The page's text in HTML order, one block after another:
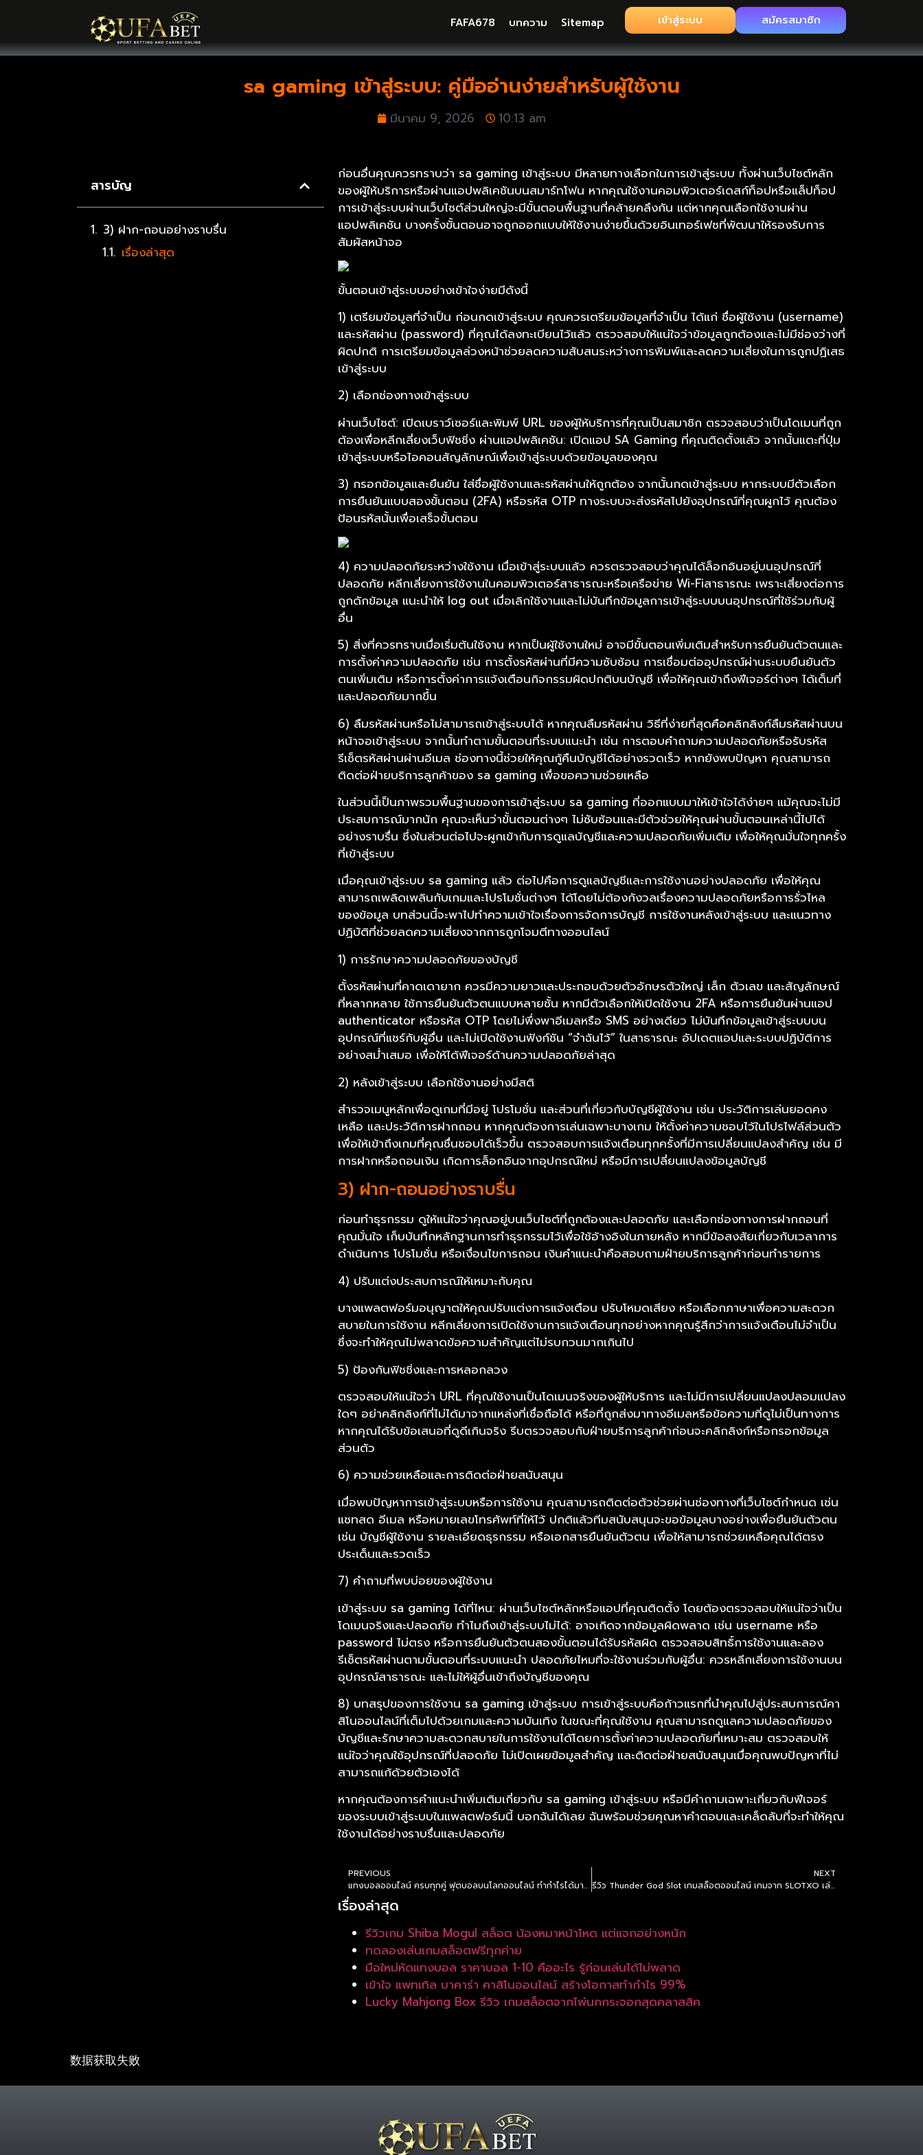
FAFA678 บทความ Sitemap เข้าสู่ระบบ สมัครสมาชิก
sa gaming เข้าสู่ระบบ: คู่มืออ่านง่ายสำหรับผู้ใช้งาน
มีนาคม 9, 2026 10:13 am
สารบัญ
3) ฝาก-ถอนอย่างราบรื่น
เรื่องล่าสุด
ก่อนอื่นคุณควรทราบว่า sa gaming เข้าสู่ระบบ มีหลายทางเลือกในการเข้าสู่ระบบ ทั้งผ่านเว็บไซต์หลัก
ของผู้ให้บริการหรือผ่านแอปพลิเคชันบนสมาร์ทโฟน หากคุณใช้งานคอมพิวเตอร์เดสก์ท็อปหรือแล็ปท็อป
การเข้าสู่ระบบผ่านเว็บไซต์ส่วนใหญ่จะมีขั้นตอนพื้นฐานที่คล้ายคลึงกัน แต่หากคุณเลือกใช้งานผ่าน
แอปพลิเคชัน บางครั้งขั้นตอนอาจถูกออกแบบให้ใช้งานง่ายขึ้นด้วยอินเทอร์เฟซที่พัฒนาให้รองรับการ
สัมผัสหน้าจอ
ขั้นตอนเข้าสู่ระบบอย่างเข้าใจง่ายมีดังนี้
1) เตรียมข้อมูลที่จำเป็น ก่อนกดเข้าสู่ระบบ คุณควรเตรียมข้อมูลที่จำเป็น ได้แก่ ชื่อผู้ใช้งาน (username)
และรหัสผ่าน (password) ที่คุณได้ลงทะเบียนไว้แล้ว ตรวจสอบให้แน่ใจว่าข้อมูลถูกต้องและไม่มีช่องว่างที่
ผิดปกติ การเตรียมข้อมูลล่วงหน้าช่วยลดความสับสนระหว่างการพิมพ์และลดความเสี่ยงในการถูกปฏิเสธ
เข้าสู่ระบบ
2) เลือกช่องทางเข้าสู่ระบบ
ผ่านเว็บไซต์: เปิดเบราว์เซอร์และพิมพ์ URL ของผู้ให้บริการที่คุณเป็นสมาชิก ตรวจสอบว่าเป็นโดเมนที่ถูก
ต้องเพื่อหลีกเลี่ยงเว็บฟิชชิ่ง ผ่านแอปพลิเคชัน: เปิดแอป SA Gaming ที่คุณติดตั้งแล้ว จากนั้นแตะที่ปุ่ม
เข้าสู่ระบบหรือไอคอนสัญลักษณ์เพื่อเข้าสู่ระบบด้วยข้อมูลของคุณ
3) กรอกข้อมูลและยืนยัน ใส่ชื่อผู้ใช้งานและรหัสผ่านให้ถูกต้อง จากนั้นกดเข้าสู่ระบบ หากระบบมีตัวเลือก
การยืนยันแบบสองขั้นตอน (2FA) หรือรหัส OTP ทางระบบจะส่งรหัสไปยังอุปกรณ์ที่คุณผูกไว้ คุณต้อง
ป้อนรหัสนั้นเพื่อเสร็จขั้นตอน
4) ความปลอดภัยระหว่างใช้งาน เมื่อเข้าสู่ระบบแล้ว ควรตรวจสอบว่าคุณได้ล็อกอินอยู่บนอุปกรณ์ที่
ปลอดภัย หลีกเลี่ยงการใช้งานในคอมพิวเตอร์สาธารณะหรือเครือข่าย Wi-Fiสาธารณะ เพราะเสี่ยงต่อการ
ถูกดักข้อมูล แนะนำให้ log out เมื่อเลิกใช้งานและไม่บันทึกข้อมูลการเข้าสู่ระบบบนอุปกรณ์ที่ใช้ร่วมกับผู้
อื่น
5) สิ่งที่ควรทราบเมื่อเริ่มต้นใช้งาน หากเป็นผู้ใช้งานใหม่ อาจมีขั้นตอนเพิ่มเติมสำหรับการยืนยันตัวตนและ
การตั้งค่าความปลอดภัย เช่น การตั้งรหัสผ่านที่มีความซับซ้อน การเชื่อมต่ออุปกรณ์ผ่านระบบยืนยันตัว
ตนเพิ่มเติม หรือการตั้งค่าการแจ้งเตือนกิจกรรมผิดปกติบนบัญชี เพื่อให้คุณเข้าถึงฟีเจอร์ต่างๆ ได้เต็มที่
และปลอดภัยมากขึ้น
6) ลืมรหัสผ่านหรือไม่สามารถเข้าสู่ระบบได้ หากคุณลืมรหัสผ่าน วิธีที่ง่ายที่สุดคือคลิกลิงก์ลืมรหัสผ่านบน
หน้าจอเข้าสู่ระบบ จากนั้นทำตามขั้นตอนที่ระบบแนะนำ เช่น การตอบคำถามความปลอดภัยหรือรับรหัส
รีเซ็ตรหัสผ่านผ่านอีเมล ช่องทางนี้ช่วยให้คุณกู้คืนบัญชีได้อย่างรวดเร็ว หากยังพบปัญหา คุณสามารถ
ติดต่อฝ่ายบริการลูกค้าของ sa gaming เพื่อขอความช่วยเหลือ
ในส่วนนี้เป็นภาพรวมพื้นฐานของการเข้าสู่ระบบ sa gaming ที่ออกแบบมาให้เข้าใจได้ง่ายๆ แม้คุณจะไม่มี
ประสบการณ์มากนัก คุณจะเห็นว่าขั้นตอนต่างๆ ไม่ซับซ้อนและมีตัวช่วยให้คุณผ่านขั้นตอนเหล่านี้ไปได้
อย่างราบรื่น ซึ่งในส่วนต่อไปจะผูกเข้ากับการดูแลบัญชีและความปลอดภัยเพิ่มเติม เพื่อให้คุณมั่นใจทุกครั้ง
ที่เข้าสู่ระบบ
เมื่อคุณเข้าสู่ระบบ sa gaming แล้ว ต่อไปคือการดูแลบัญชีและการใช้งานอย่างปลอดภัย เพื่อให้คุณ
สามารถเพลิดเพลินกับเกมและโปรโมชั่นต่างๆ ได้โดยไม่ต้องกังวลเรื่องความปลอดภัยหรือการรั่วไหล
ของข้อมูล บทส่วนนี้จะพาไปทำความเข้าใจเรื่องการจัดการบัญชี การใช้งานหลังเข้าสู่ระบบ และแนวทาง
ปฏิบัติที่ช่วยลดความเสี่ยงจากการถูกโจมตีทางออนไลน์
1) การรักษาความปลอดภัยของบัญชี
ตั้งรหัสผ่านที่คาดเดายาก ควรมีความยาวและประกอบด้วยตัวอักษรตัวใหญ่ เล็ก ตัวเลข และสัญลักษณ์
ที่หลากหลาย ใช้การยืนยันตัวตนแบบหลายชั้น หากมีตัวเลือกให้เปิดใช้งาน 2FA หรือการยืนยันผ่านแอป
authenticator หรือรหัส OTP โดยไม่พึ่งพาอีเมลหรือ SMS อย่างเดียว ไม่บันทึกข้อมูลเข้าสู่ระบบบน
อุปกรณ์ที่แชร์กับผู้อื่น และไม่เปิดใช้งานฟังก์ชัน “จำฉันไว้” ในสาธารณะ อัปเดตแอปและระบบปฏิบัติการ
อย่างสม่ำเสมอ เพื่อให้ได้ฟีเจอร์ด้านความปลอดภัยล่าสุด
2) หลังเข้าสู่ระบบ เลือกใช้งานอย่างมีสติ
สำรวจเมนูหลักเพื่อดูเกมที่มีอยู่ โปรโมชั่น และส่วนที่เกี่ยวกับบัญชีผู้ใช้งาน เช่น ประวัติการเล่นยอดคง
เหลือ และประวัติการฝากถอน หากคุณต้องการเล่นเฉพาะบางเกม ให้ตั้งค่าความชอบไว้ในโปรไฟล์ส่วนตัว
เพื่อให้เข้าถึงเกมที่คุณชื่นชอบได้เร็วขึ้น ตรวจสอบการแจ้งเตือนทุกครั้งที่มีการเปลี่ยนแปลงสำคัญ เช่น มี
การฝากหรือถอนเงิน เกิดการล็อกอินจากอุปกรณ์ใหม่ หรือมีการเปลี่ยนแปลงข้อมูลบัญชี
3) ฝาก-ถอนอย่างราบรื่น
ก่อนทำธุรกรรม ดูให้แน่ใจว่าคุณอยู่บนเว็บไซต์ที่ถูกต้องและปลอดภัย และเลือกช่องทางการฝากถอนที่
คุณมั่นใจ เก็บบันทึกหลักฐานการทำธุรกรรมไว้เพื่อใช้อ้างอิงในภายหลัง หากมีข้อสงสัยเกี่ยวกับเวลาการ
ดำเนินการ โปรโมชั่น หรือเงื่อนไขการถอน เงินคำแนะนำคือสอบถามฝ่ายบริการลูกค้าก่อนทำรายการ
4) ปรับแต่งประสบการณ์ให้เหมาะกับคุณ
บางแพลตฟอร์มอนุญาตให้คุณปรับแต่งการแจ้งเตือน ปรับโหมดเสียง หรือเลือกภาษาเพื่อความสะดวก
สบายในการใช้งาน หลีกเลี่ยงการเปิดใช้งานการแจ้งเตือนทุกอย่างหากคุณรู้สึกว่าการแจ้งเตือนไม่จำเป็น
ซึ่งจะทำให้คุณไม่พลาดข้อความสำคัญแต่ไม่รบกวนมากเกินไป
5) ป้องกันฟิชชิ่งและการหลอกลวง
ตรวจสอบให้แน่ใจว่า URL ที่คุณใช้งานเป็นโดเมนจริงของผู้ให้บริการ และไม่มีการเปลี่ยนแปลงปลอมแปลง
ใดๆ อย่าคลิกลิงก์ที่ไม่ได้มาจากแหล่งที่เชื่อถือได้ หรือที่ถูกส่งมาทางอีเมลหรือข้อความที่ดูไม่เป็นทางการ
หากคุณได้รับข้อเสนอที่ดูดีเกินจริง รีบตรวจสอบกับฝ่ายบริการลูกค้าก่อนจะคลิกลิงก์หรือกรอกข้อมูล
ส่วนตัว
6) ความช่วยเหลือและการติดต่อฝ่ายสนับสนุน
เมื่อพบปัญหาการเข้าสู่ระบบหรือการใช้งาน คุณสามารถติดต่อตัวช่วยผ่านช่องทางที่เว็บไซต์กำหนด เช่น
แชทสด อีเมล หรือหมายเลขโทรศัพท์ที่ให้ไว้ ปกติแล้วทีมสนับสนุนจะขอข้อมูลบางอย่างเพื่อยืนยันตัวตน
เช่น บัญชีผู้ใช้งาน รายละเอียดธุรกรรม หรือเอกสารยืนยันตัวตน เพื่อให้สามารถช่วยเหลือคุณได้ตรง
ประเด็นและรวดเร็ว
7) คำถามที่พบบ่อยของผู้ใช้งาน
เข้าสู่ระบบ sa gaming ได้ที่ไหน: ผ่านเว็บไซต์หลักหรือแอปที่คุณติดตั้ง โดยต้องตรวจสอบให้แน่ใจว่าเป็น
โดเมนจริงและปลอดภัย ทำไมถึงเข้าสู่ระบบไม่ได้: อาจเกิดจากข้อมูลผิดพลาด เช่น username หรือ
password ไม่ตรง หรือการยืนยันตัวตนสองขั้นตอนได้รับรหัสผิด ตรวจสอบสิทธิ์การใช้งานและลอง
รีเซ็ตรหัสผ่านตามขั้นตอนที่ระบบแนะนำ ปลอดภัยไหมที่จะใช้งานร่วมกับผู้อื่น: ควรหลีกเลี่ยงการใช้งานบน
อุปกรณ์สาธารณะ และไม่ให้ผู้อื่นเข้าถึงบัญชีของคุณ
8) บทสรุปของการใช้งาน sa gaming เข้าสู่ระบบ การเข้าสู่ระบบคือก้าวแรกที่นำคุณไปสู่ประสบการณ์คา
สิโนออนไลน์ที่เต็มไปด้วยเกมและความบันเทิง ในขณะที่คุณใช้งาน คุณสามารถดูแลความปลอดภัยของ
บัญชีและรักษาความสะดวกสบายในการใช้งานได้โดยการตั้งค่าความปลอดภัยที่เหมาะสม ตรวจสอบให้
แน่ใจว่าคุณใช้อุปกรณ์ที่ปลอดภัย ไม่เปิดเผยข้อมูลสำคัญ และติดต่อฝ่ายสนับสนุนเมื่อคุณพบปัญหาที่ไม่
สามารถแก้ด้วยตัวเองได้
หากคุณต้องการคำแนะนำเพิ่มเติมเกี่ยวกับ sa gaming เข้าสู่ระบบ หรือมีคำถามเฉพาะเกี่ยวกับฟีเจอร์
ของระบบเข้าสู่ระบบในแพลตฟอร์มนี้ บอกฉันได้เลย ฉันพร้อมช่วยคุณหาคำตอบและเคล็ดลับที่จะทำให้คุณ
ใช้งานได้อย่างราบรื่นและปลอดภัย
PREVIOUS
แทงบอลออนไลน์ ครบทุกคู่ ฟุตบอลบนโลกออนไลน์ ทำกำไรได้มากกว่าที่คิด
NEXT
รีวิว Thunder God Slot เกมสล็อตออนไลน์ เกมจาก SLOTXO เล่นได้ตลอด 24 ชั่วโมง
เรื่องล่าสุด
รีวิวเกม Shiba Mogul สล็อต น้องหมาหน้าโหด แต่แจกอย่างหนัก
ทดลองเล่นเกมสล็อตฟรีทุกค่าย
มือใหม่หัดแทงบอล ราคาบอล 1-10 คืออะไร รู้ก่อนเล่นได้ไม่พลาด
เข้าใจ แพทเทิล บาคาร่า คาสิโนออนไลน์ สร้างโอกาสทำกำไร 99%
Lucky Mahjong Box รีวิว เกมสล็อตจากไพ่นกกระจอกสุดคลาสสิค
数据获取失败